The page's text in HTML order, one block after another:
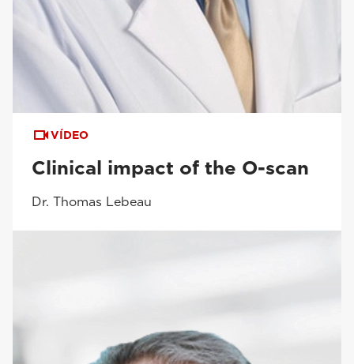
VÍDEO
Clinical impact of the O-scan
Dr. Thomas Lebeau